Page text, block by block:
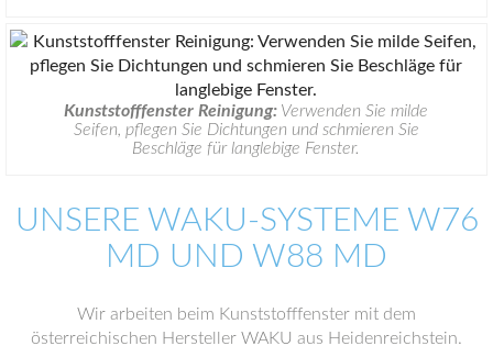
Kunststofffenster Reinigung: Verwenden Sie milde
Seifen, pflegen Sie Dichtungen und schmieren Sie
Beschläge für langlebige Fenster.
UNSERE WAKU-SYSTEME W76
MD UND W88 MD
Wir arbeiten beim Kunststofffenster mit dem
österreichischen Hersteller WAKU aus Heidenreichstein.